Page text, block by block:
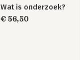
Wat is onderzoek?
€ 56,50